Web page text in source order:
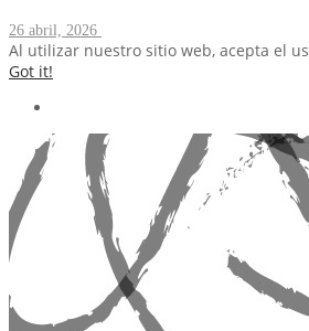
26 abril, 2026
Al utilizar nuestro sitio web, acepta el
Got it!